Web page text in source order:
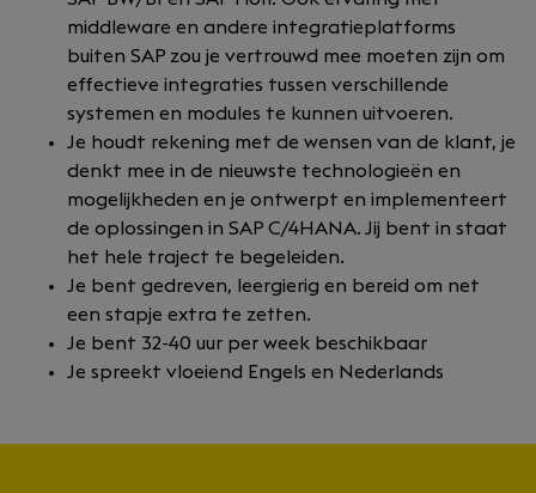
middleware en andere integratieplatforms
buiten SAP zou je vertrouwd mee moeten zijn om
effectieve integraties tussen verschillende
systemen en modules te kunnen uitvoeren.
Je houdt rekening met de wensen van de klant, je
denkt mee in de nieuwste technologieën en
mogelijkheden en je ontwerpt en implementeert
de oplossingen in SAP C/4HANA. Jij bent in staat
het hele traject te begeleiden.
Je bent gedreven, leergierig en bereid om net
een stapje extra te zetten.
Je bent 32-40 uur per week beschikbaar
Je spreekt vloeiend Engels en Nederlands